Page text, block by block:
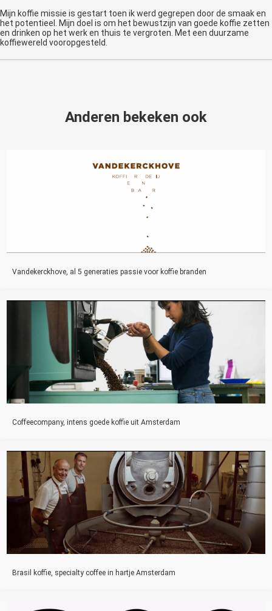
Mijn koffie missie is gestart toen ik werd gegrepen door de smaak en
het potentieel. Mijn doel is om het bewustzijn van goede koffie zetten
en drinken op het werk en thuis te vergroten. Met een duurzame
koffiewereld vooropgesteld.
Anderen bekeken ook
Vandekerckhove, al 5 generaties passie voor koffie branden
Coffeecompany, intens goede koffie uit Amsterdam
Brasil koffie, specialty coffee in hartje Amsterdam